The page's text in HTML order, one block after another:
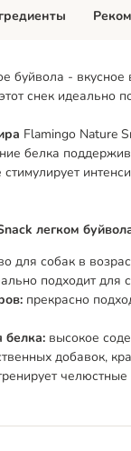
буйвола -
снек идеально
Flamingo Nature
белка
стимулирует
легком
для собак в
подходит для
прекрасно
белка: высокое
добавок,